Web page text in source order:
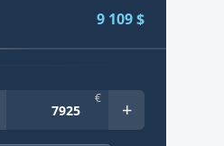
9 109 $
€ +